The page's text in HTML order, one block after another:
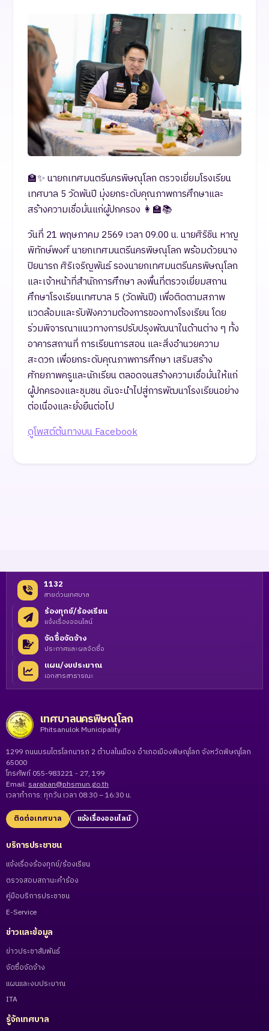
🏫✨ นายกเทศมนตรีนครพิษณุโลก ตรวจเยี่ยมโรงเรียน
เทศบาล 5 วัดพันปี มุ่งยกระดับคุณภาพการศึกษาและ
สร้างความเชื่อมั่นแก่ผู้ปกครอง 👩‍🏫📚
วันที่ 21 พฤษภาคม 2569 เวลา 09.00 น. นายศิริชิน หาญ
พิทักษ์พงศ์ นายกเทศมนตรีนครพิษณุโลก พร้อมด้วยนาง
ปิยนารถ ศิริเจริญพันธ์ รองนายกเทศมนตรีนครพิษณุโลก
และเจ้าหน้าที่สำนักการศึกษา ลงพื้นที่ตรวจเยี่ยมสถาน
ศึกษาโรงเรียนเทศบาล 5 (วัดพันปี) เพื่อติดตามสภาพ
แวดล้อมและรับฟังความต้องการของทางโรงเรียน โดย
ร่วมพิจารณาแนวทางการปรับปรุงพัฒนาในด้านต่าง ๆ ทั้ง
อาคารสถานที่ การเรียนการสอน และสิ่งอำนวยความ
สะดวก เพื่อยกระดับคุณภาพการศึกษา เสริมสร้าง
ศักยภาพครูและนักเรียน ตลอดจนสร้างความเชื่อมั่นให้แก่
ผู้ปกครองและชุมชน อันจะนำไปสู่การพัฒนาโรงเรียนอย่าง
ต่อเนื่องและยั่งยืนต่อไป
ดูโพสต์ต้นทางบน Facebook
1132
สายด่วนเทศบาล
ร้องทุกข์/ร้องเรียน
แจ้งเรื่องออนไลน์
จัดซื้อจัดจ้าง
ประกาศและผลจัดซื้อ
แผน/งบประมาณ
เอกสารสาธารณะ
เทศบาลนครพิษณุโลก
Phitsanulok Municipality
1299 ถนนบรมไตรโลกนารถ 2 ตำบลในเมือง อำเภอเมืองพิษณุโลก จังหวัดพิษณุโลก
65000
โทรศัพท์ 055-983221 - 27, 199
Email: saraban@phsmun.go.th
เวลาทำการ: ทุกวัน เวลา 08:30 – 16:30 น.
ติดต่อเทศบาล แจ้งเรื่องออนไลน์
บริการประชาชน
แจ้งเรื่องร้องทุกข์/ร้องเรียน
ตรวจสอบสถานะคำร้อง
คู่มือบริการประชาชน
E-Service
ข่าวและข้อมูล
ข่าวประชาสัมพันธ์
จัดซื้อจัดจ้าง
แผนและงบประมาณ
ITA
รู้จักเทศบาล